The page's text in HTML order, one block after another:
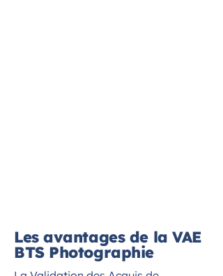
Les avantages de la VAE
BTS Photographie